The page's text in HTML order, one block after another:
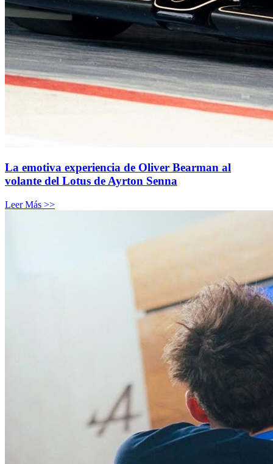
La emotiva experiencia de Oliver Bearman al
volante del Lotus de Ayrton Senna
Leer Más >>